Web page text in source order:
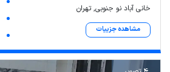
خانی آباد نو جنوبی, تهران
مشاهده جزییات